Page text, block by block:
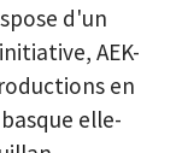
d'un
AEK-
en
elle-